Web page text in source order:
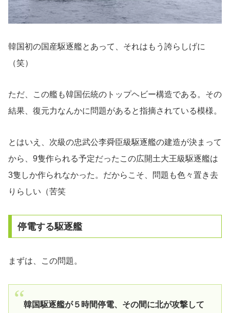
韓国初の国産駆逐艦とあって、それはもう誇らしげに
（笑）
ただ、この艦も韓国伝統のトップヘビー構造である。その
結果、復元力なんかに問題があると指摘されている模様。
とはいえ、次級の忠武公李舜臣級駆逐艦の建造が決まって
から、9隻作られる予定だったこの広開土大王級駆逐艦は
3隻しか作られなかった。だからこそ、問題も色々置き去
りらしい（苦笑
停電する駆逐艦
まずは、この問題。
韓国駆逐艦が５時間停電、その間に北が攻撃して